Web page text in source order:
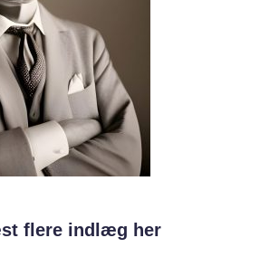
flere indlæg her